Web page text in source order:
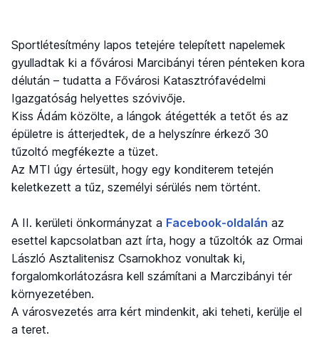
Sportlétesítmény lapos tetejére telepített napelemek
gyulladtak ki a fővárosi Marcibányi téren pénteken kora
délután – tudatta a Fővárosi Katasztrófavédelmi
Igazgatóság helyettes szóvivője.
Kiss Ádám közölte, a lángok átégették a tetőt és az
épületre is átterjedtek, de a helyszínre érkező 30
tűzoltó megfékezte a tüzet.
Az MTI úgy értesült, hogy egy konditerem tetején
keletkezett a tűz, személyi sérülés nem történt.
A II. kerületi önkormányzat a Facebook-oldalán az
esettel kapcsolatban azt írta, hogy a tűzoltók az Ormai
László Asztalitenisz Csarnokhoz vonultak ki,
forgalomkorlátozásra kell számítani a Marczibányi tér
környezetében.
A városvezetés arra kért mindenkit, aki teheti, kerülje el
a teret.